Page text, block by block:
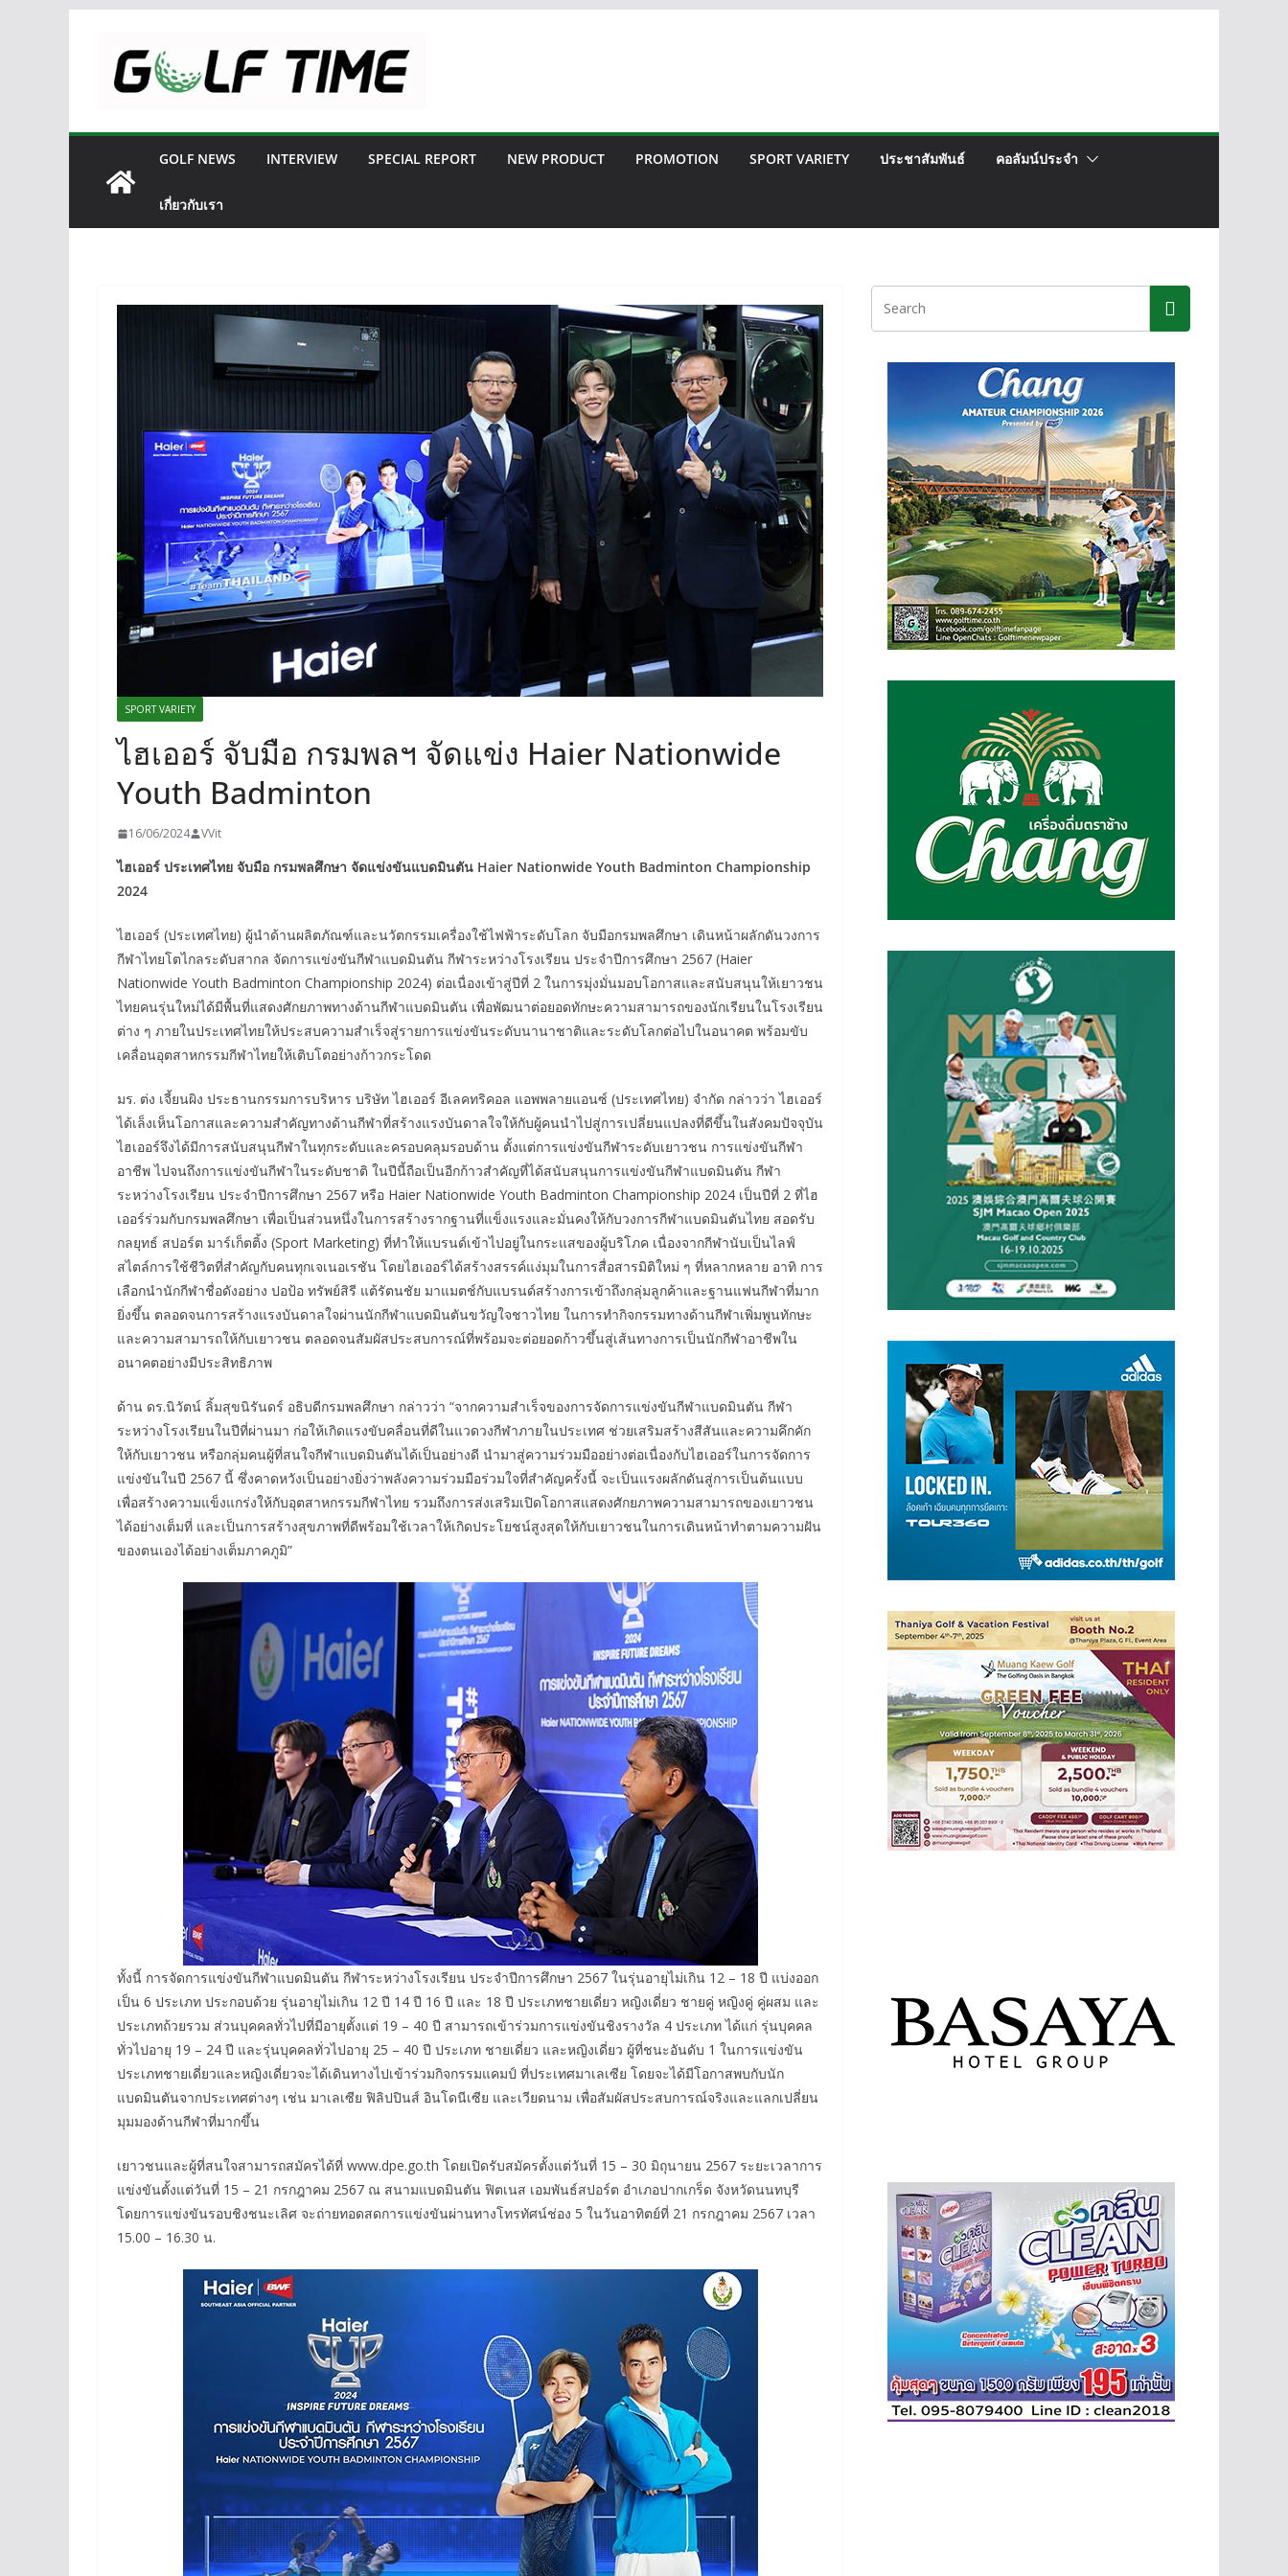
content
GOLF NEWS INTERVIEW SPECIAL REPORT NEW PRODUCT PROMOTION SPORT VARIETY ประชาสัมพันธ์ คอลัมน์ประจำ
เกี่ยวกับเรา
SPORT VARIETY
ไฮเออร์ จับมือ กรมพลฯ จัดแข่ง Haier Nationwide
Youth Badminton
16/06/2024 VVit
ไฮเออร์ ประเทศไทย จับมือ กรมพลศึกษา จัดแข่งขันแบดมินตัน Haier Nationwide Youth Badminton Championship
2024
ไฮเออร์ (ประเทศไทย) ผู้นำด้านผลิตภัณฑ์และนวัตกรรมเครื่องใช้ไฟฟ้าระดับโลก จับมือกรมพลศึกษา เดินหน้าผลักดันวงการ
กีฬาไทยโตไกลระดับสากล จัดการแข่งขันกีฬาแบดมินตัน กีฬาระหว่างโรงเรียน ประจำปีการศึกษา 2567 (Haier
Nationwide Youth Badminton Championship 2024) ต่อเนื่องเข้าสู่ปีที่ 2 ในการมุ่งมั่นมอบโอกาสและสนับสนุนให้เยาวชน
ไทยคนรุ่นใหม่ได้มีพื้นที่แสดงศักยภาพทางด้านกีฬาแบดมินตัน เพื่อพัฒนาต่อยอดทักษะความสามารถของนักเรียนในโรงเรียน
ต่าง ๆ ภายในประเทศไทยให้ประสบความสำเร็จสู่รายการแข่งขันระดับนานาชาติและระดับโลกต่อไปในอนาคต พร้อมขับ
เคลื่อนอุตสาหกรรมกีฬาไทยให้เติบโตอย่างก้าวกระโดด
มร. ต่ง เจี้ยนผิง ประธานกรรมการบริหาร บริษัท ไฮเออร์ อีเลคทริคอล แอพพลายแอนซ์ (ประเทศไทย) จำกัด กล่าวว่า ไฮเออร์
ได้เล็งเห็นโอกาสและความสำคัญทางด้านกีฬาที่สร้างแรงบันดาลใจให้กับผู้คนนำไปสู่การเปลี่ยนแปลงที่ดีขึ้นในสังคมปัจจุบัน
ไฮเออร์จึงได้มีการสนับสนุนกีฬาในทุกระดับและครอบคลุมรอบด้าน ตั้งแต่การแข่งขันกีฬาระดับเยาวชน การแข่งขันกีฬา
อาชีพ ไปจนถึงการแข่งขันกีฬาในระดับชาติ ในปีนี้ถือเป็นอีกก้าวสำคัญที่ได้สนับสนุนการแข่งขันกีฬาแบดมินตัน กีฬา
ระหว่างโรงเรียน ประจำปีการศึกษา 2567 หรือ Haier Nationwide Youth Badminton Championship 2024 เป็นปีที่ 2 ที่ไฮ
เออร์ร่วมกับกรมพลศึกษา เพื่อเป็นส่วนหนึ่งในการสร้างรากฐานที่แข็งแรงและมั่นคงให้กับวงการกีฬาแบดมินตันไทย สอดรับ
กลยุทธ์ สปอร์ต มาร์เก็ตติ้ง (Sport Marketing) ที่ทำให้แบรนด์เข้าไปอยู่ในกระแสของผู้บริโภค เนื่องจากกีฬานับเป็นไลฟ์
สไตล์การใช้ชีวิตที่สำคัญกับคนทุกเจเนอเรชัน โดยไฮเออร์ได้สร้างสรรค์แง่มุมในการสื่อสารมิติใหม่ ๆ ที่หลากหลาย อาทิ การ
เลือกนำนักกีฬาชื่อดังอย่าง ปอป้อ ทรัพย์สิรี แต้รัตนชัย มาแมตช์กับแบรนด์สร้างการเข้าถึงกลุ่มลูกค้าและฐานแฟนกีฬาที่มาก
ยิ่งขึ้น ตลอดจนการสร้างแรงบันดาลใจผ่านนักกีฬาแบดมินตันขวัญใจชาวไทย ในการทำกิจกรรมทางด้านกีฬาเพิ่มพูนทักษะ
และความสามารถให้กับเยาวชน ตลอดจนสัมผัสประสบการณ์ที่พร้อมจะต่อยอดก้าวขึ้นสู่เส้นทางการเป็นนักกีฬาอาชีพใน
อนาคตอย่างมีประสิทธิภาพ
ด้าน ดร.นิวัตน์ ลิ้มสุขนิรันดร์ อธิบดีกรมพลศึกษา กล่าวว่า “จากความสำเร็จของการจัดการแข่งขันกีฬาแบดมินตัน กีฬา
ระหว่างโรงเรียนในปีที่ผ่านมา ก่อให้เกิดแรงขับคลื่อนที่ดีในแวดวงกีฬาภายในประเทศ ช่วยเสริมสร้างสีสันและความคึกคัก
ให้กับเยาวชน หรือกลุ่มคนผู้ที่สนใจกีฬาแบดมินตันได้เป็นอย่างดี นำมาสู่ความร่วมมืออย่างต่อเนื่องกับไฮเออร์ในการจัดการ
แข่งขันในปี 2567 นี้ ซึ่งคาดหวังเป็นอย่างยิ่งว่าพลังความร่วมมือร่วมใจที่สำคัญครั้งนี้ จะเป็นแรงผลักดันสู่การเป็นต้นแบบ
เพื่อสร้างความแข็งแกร่งให้กับอุตสาหกรรมกีฬาไทย รวมถึงการส่งเสริมเปิดโอกาสแสดงศักยภาพความสามารถของเยาวชน
ได้อย่างเต็มที่ และเป็นการสร้างสุขภาพที่ดีพร้อมใช้เวลาให้เกิดประโยชน์สูงสุดให้กับเยาวชนในการเดินหน้าทำตามความฝัน
ของตนเองได้อย่างเต็มภาคภูมิ”
ทั้งนี้ การจัดการแข่งขันกีฬาแบดมินตัน กีฬาระหว่างโรงเรียน ประจำปีการศึกษา 2567 ในรุ่นอายุไม่เกิน 12 – 18 ปี แบ่งออก
เป็น 6 ประเภท ประกอบด้วย รุ่นอายุไม่เกิน 12 ปี 14 ปี 16 ปี และ 18 ปี ประเภทชายเดี่ยว หญิงเดี่ยว ชายคู่ หญิงคู่ คู่ผสม และ
ประเภทถ้วยรวม ส่วนบุคคลทั่วไปที่มีอายุตั้งแต่ 19 – 40 ปี สามารถเข้าร่วมการแข่งขันชิงรางวัล 4 ประเภท ได้แก่ รุ่นบุคคล
ทั่วไปอายุ 19 – 24 ปี และรุ่นบุคคลทั่วไปอายุ 25 – 40 ปี ประเภท ชายเดี่ยว และหญิงเดี่ยว ผู้ที่ชนะอันดับ 1 ในการแข่งขัน
ประเภทชายเดี่ยวและหญิงเดี่ยวจะได้เดินทางไปเข้าร่วมกิจกรรมแคมป์ ที่ประเทศมาเลเซีย โดยจะได้มีโอกาสพบกับนัก
แบดมินตันจากประเทศต่างๆ เช่น มาเลเซีย ฟิลิปปินส์ อินโดนีเซีย และเวียดนาม เพื่อสัมผัสประสบการณ์จริงและแลกเปลี่ยน
มุมมองด้านกีฬาที่มากขึ้น
เยาวชนและผู้ที่สนใจสามารถสมัครได้ที่ www.dpe.go.th โดยเปิดรับสมัครตั้งแต่วันที่ 15 – 30 มิถุนายน 2567 ระยะเวลาการ
แข่งขันตั้งแต่วันที่ 15 – 21 กรกฎาคม 2567 ณ สนามแบดมินตัน ฟิตเนส เอมพันธ์สปอร์ต อำเภอปากเกร็ด จังหวัดนนทบุรี
โดยการแข่งขันรอบชิงชนะเลิศ จะถ่ายทอดสดการแข่งขันผ่านทางโทรทัศน์ช่อง 5 ในวันอาทิตย์ที่ 21 กรกฎาคม 2567 เวลา
15.00 – 16.30 น.